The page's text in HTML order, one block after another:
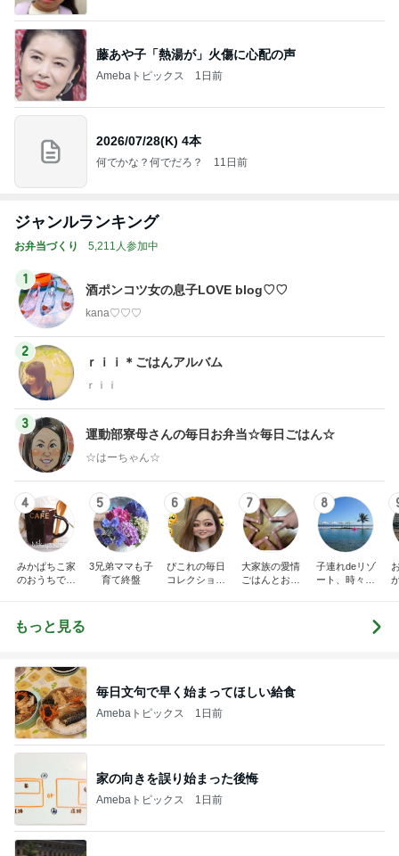
藤あや子「熱湯が」火傷に心配の声
Amebaトピックス 1日前
2026/07/28(K) 4本
何でかな？何でだろ？ 11日前
ジャンルランキング
お弁当づくり 5,211人参加中
1
酒ポンコツ女の息子LOVE blog♡♡
kana♡♡♡
2
ｒｉｉ＊ごはんアルバム
ｒｉｉ
3
運動部寮母さんの毎日お弁当☆毎日ごはん☆
☆はーちゃん☆
4
みかぱちこ家
のおうちでご
5
3兄弟ママも子
育て終盤
6
ぴこれの毎日
コレクション
7
大家族の愛情
ごはんとお弁
8
子連れdeリゾ
ート、時々キ
もっと見る
毎日文句で早く始まってほしい給食
Amebaトピックス 1日前
家の向きを誤り始まった後悔
Amebaトピックス 1日前